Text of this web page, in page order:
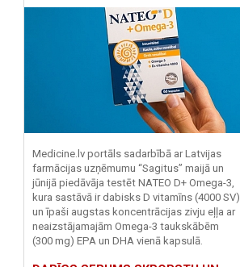
Medicine.lv portāls sadarbībā ar Latvijas
farmācijas uzņēmumu “Sagitus” maijā un
jūnijā piedāvāja testēt NATEO D+ Omega-3,
kura sastāvā ir dabisks D vitamīns (4000 SV)
un īpaši augstas koncentrācijas zivju eļļa ar
neaizstājamajām Omega-3 taukskābēm
(300 mg) EPA un DHA vienā kapsulā.